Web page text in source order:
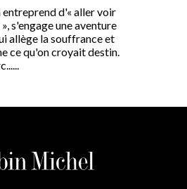
entreprend d'« aller voir
s'engage une aventure
allège la souffrance et
ce qu'on croyait destin.